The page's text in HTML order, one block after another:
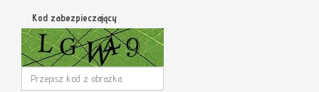
Kod zabezpieczający